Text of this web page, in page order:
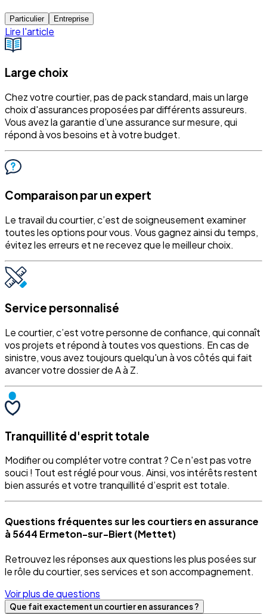
Particulier Entreprise
Lire l'article
Large choix
Chez votre courtier, pas de pack standard, mais un large
choix d'assurances proposées par différents assureurs.
Vous avez la garantie d’une assurance sur mesure, qui
répond à vos besoins et à votre budget.
Comparaison par un expert
Le travail du courtier, c’est de soigneusement examiner
toutes les options pour vous. Vous gagnez ainsi du temps,
évitez les erreurs et ne recevez que le meilleur choix.
Service personnalisé
Le courtier, c’est votre personne de confiance, qui connaît
vos projets et répond à toutes vos questions. En cas de
sinistre, vous avez toujours quelqu'un à vos côtés qui fait
avancer votre dossier de A à Z.
Tranquillité d'esprit totale
Modifier ou compléter votre contrat ? Ce n'est pas votre
souci ! Tout est réglé pour vous. Ainsi, vos intérêts restent
bien assurés et votre tranquillité d’esprit est totale.
Questions fréquentes sur les courtiers en assurance
à 5644 Ermeton-sur-Biert (Mettet)
Retrouvez les réponses aux questions les plus posées sur
le rôle du courtier, ses services et son accompagnement.
Voir plus de questions
Que fait exactement un courtier en assurances ?